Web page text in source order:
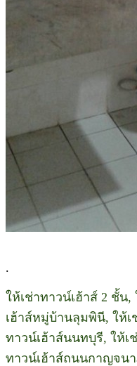
.
ให้เช่าทาวน์เฮ้าส์ 2 ชั้น,
เฮ้าส์หมู่บ้านลุมพินี, ให้เ
ทาวน์เฮ้าส์นนทบุรี, ให้เ
ทาวน์เฮ้าส์ถนนกาญจน